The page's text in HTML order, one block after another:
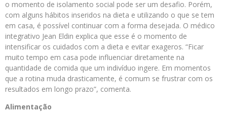
o momento de isolamento social pode ser um desafio. Porém,
com alguns hábitos inseridos na dieta e utilizando o que se tem
em casa, é possível continuar com a forma desejada. O médico
integrativo Jean Eldin explica que esse é o momento de
intensificar os cuidados com a dieta e evitar exageros. “Ficar
muito tempo em casa pode influenciar diretamente na
quantidade de comida que um indivíduo ingere. Em momentos
que a rotina muda drasticamente, é comum se frustrar com os
resultados em longo prazo”, comenta.
Alimentação